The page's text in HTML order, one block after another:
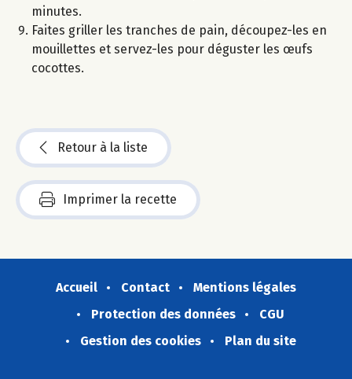
minutes.
Faites griller les tranches de pain, découpez-les en
mouillettes et servez-les pour déguster les œufs
cocottes.
Retour à la liste
Imprimer la recette
Accueil Contact
Mentions légales
Protection des données
CGU
Gestion des cookies
Plan du site